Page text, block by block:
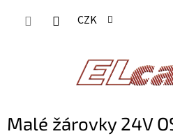
CZK
Malé žárovky 24V